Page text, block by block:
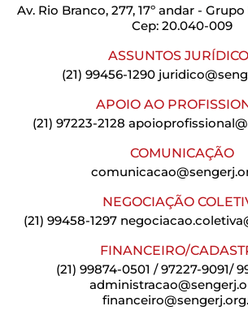
Av. Rio Branco, 277, 17º andar -
Cep: 20.040-009
ASSUNTOS
(21) 99456-1290
APOIO AO
(21) 97223-2128
COMUNICAÇÃO
NEGOCIAÇÃO
(21) 99458-1297
FINANCEIRO/
(21) 99874-0501 / 97227-9091/